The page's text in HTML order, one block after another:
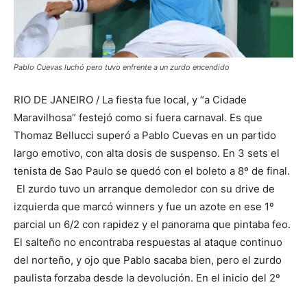
Pablo Cuevas luchó pero tuvo enfrente a un zurdo encendido
RIO DE JANEIRO / La fiesta fue local, y “a Cidade
Maravilhosa” festejó como si fuera carnaval. Es que
Thomaz Bellucci superó a Pablo Cuevas en un partido
largo emotivo, con alta dosis de suspenso. En 3 sets el
tenista de Sao Paulo se quedó con el boleto a 8º de final.
El zurdo tuvo un arranque demoledor con su drive de
izquierda que marcó winners y fue un azote en ese 1º
parcial un 6/2 con rapidez y el panorama que pintaba feo.
El salteño no encontraba respuestas al ataque continuo
del norteño, y ojo que Pablo sacaba bien, pero el zurdo
paulista forzaba desde la devolución. En el inicio del 2º